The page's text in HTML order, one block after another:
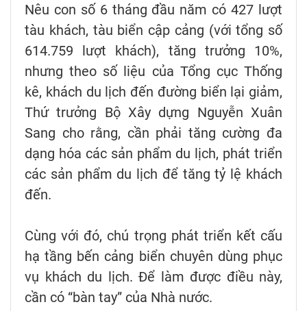
Nêu con số 6 tháng đầu năm có 427 lượt
tàu khách, tàu biển cập cảng (với tổng số
614.759 lượt khách), tăng trưởng 10%,
nhưng theo số liệu của Tổng cục Thống
kê, khách du lịch đến đường biển lại giảm,
Thứ trưởng Bộ Xây dựng Nguyễn Xuân
Sang cho rằng, cần phải tăng cường đa
dạng hóa các sản phẩm du lịch, phát triển
các sản phẩm du lịch để tăng tỷ lệ khách
đến.
Cùng với đó, chú trọng phát triển kết cấu
hạ tầng bến cảng biển chuyên dùng phục
vụ khách du lịch. Để làm được điều này,
cần có “bàn tay” của Nhà nước.